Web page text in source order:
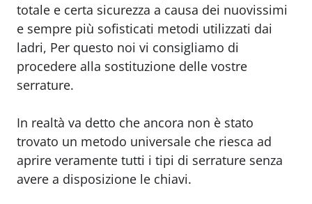
totale e certa sicurezza a causa dei nuovissimi
e sempre più sofisticati metodi utilizzati dai
ladri, Per questo noi vi consigliamo di
procedere alla sostituzione delle vostre
serrature.
In realtà va detto che ancora non è stato
trovato un metodo universale che riesca ad
aprire veramente tutti i tipi di serrature senza
avere a disposizione le chiavi.